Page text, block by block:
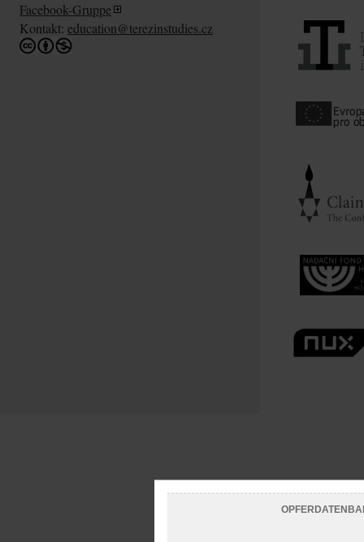
Facebook-Gruppe
Kontakt: education@terezinstudies.cz